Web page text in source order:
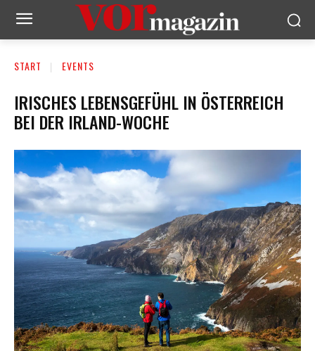
START EVENTS
IRISCHES LEBENSGEFÜHL IN ÖSTERREICH
BEI DER IRLAND-WOCHE